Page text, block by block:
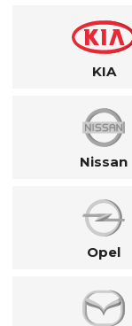
KIA
Nissan
Opel